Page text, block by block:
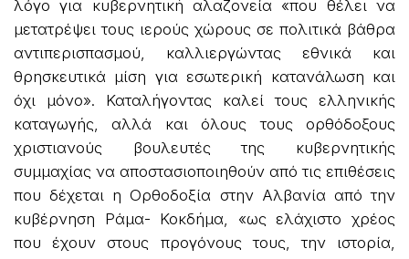
λόγο για κυβερνητική αλαζονεία «που θέλει να
μετατρέψει τους ιερούς χώρους σε πολιτικά βάθρα
αντιπερισπασμού, καλλιεργώντας εθνικά και
θρησκευτικά μίση για εσωτερική κατανάλωση και
όχι μόνο». Καταλήγοντας καλεί τους ελληνικής
καταγωγής, αλλά και όλους τους ορθόδοξους
χριστιανούς βουλευτές της κυβερνητικής
συμμαχίας να αποστασιοποιηθούν από τις επιθέσεις
που δέχεται η Ορθοδοξία στην Αλβανία από την
κυβέρνηση Ράμα- Κοκδήμα, «ως ελάχιστο χρέος
που έχουν στους προγόνους τους, την ιστορία,